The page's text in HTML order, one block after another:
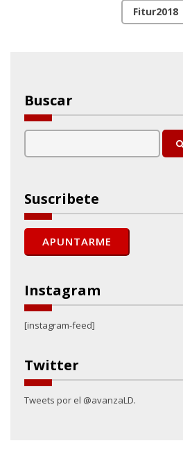
Fitur2018
Buscar
Suscribete
Instagram
[instagram-feed]
Twitter
Tweets por el @avanzaLD.